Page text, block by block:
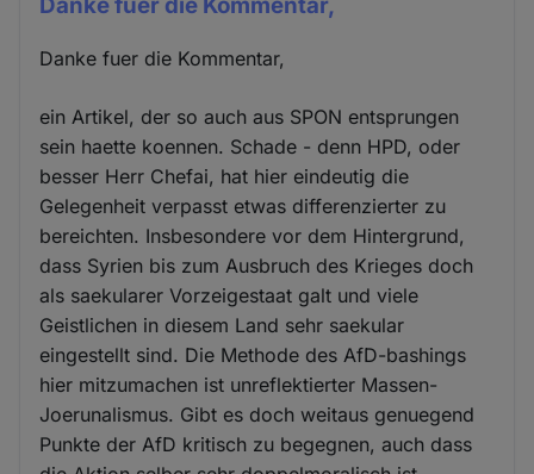
Danke fuer die Kommentar,
ein Artikel, der so auch aus SPON entsprungen
sein haette koennen. Schade - denn HPD, oder
besser Herr Chefai, hat hier eindeutig die
Gelegenheit verpasst etwas differenzierter zu
bereichten. Insbesondere vor dem Hintergrund,
dass Syrien bis zum Ausbruch des Krieges doch
als saekularer Vorzeigestaat galt und viele
Geistlichen in diesem Land sehr saekular
eingestellt sind. Die Methode des AfD-bashings
hier mitzumachen ist unreflektierter Massen-
Joerunalismus. Gibt es doch weitaus genuegend
Punkte der AfD kritisch zu begegnen, auch dass